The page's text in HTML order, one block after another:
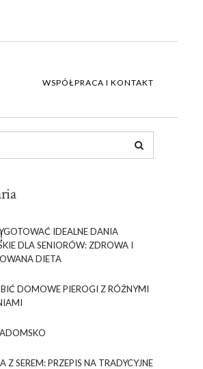
WSPÓŁPRACA I KONTAKT
IDEALNE DANIA
DLA SENIORÓW: ZDROWA I
DIETA
DOMOWE PIEROGI Z RÓŻNYMI
Z SEREM: PRZEPIS NA TRADYCYJNE